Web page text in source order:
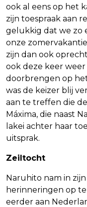
ook al eens op het
zijn toespraak aan
gelukkig dat we zo
onze
zijn dan ook
ook deze keer
doorbrengen op
was de keizer blij
aan te treffen die
Máxima, die naast
lakei achter haar
uitsprak.
Zeiltocht
Naruhito nam in
herinneringen op
eerder aan